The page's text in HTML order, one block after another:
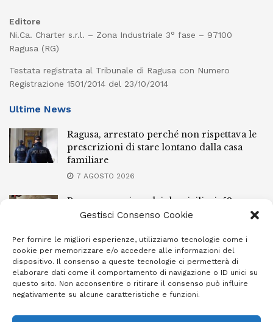
Gestisci Consenso Cookie
Per fornire le migliori esperienze, utilizziamo tecnologie come i
cookie per memorizzare e/o accedere alle informazioni del
dispositivo. Il consenso a queste tecnologie ci permetterà di
elaborare dati come il comportamento di navigazione o ID unici su
questo sito. Non acconsentire o ritirare il consenso può influire
negativamente su alcune caratteristiche e funzioni.
Editore
Ni.Ca. Charter s.r.l. – Zona Industriale 3° fase – 97100
Ragusa (RG)
Testata registrata al Tribunale di Ragusa con Numero
Registrazione 1501/2014 del 23/10/2014
Ultime News
Ragusa, arrestato perché non rispettava le
prescrizioni di stare lontano dalla casa
familiare
7 AGOSTO 2026
Ragusa, spacciava dai domiciliari: 52enne
finisce in carcere
Incendi a Modica, torna in libertà il
marocchino di 23 anni
7 AGOSTO 2026